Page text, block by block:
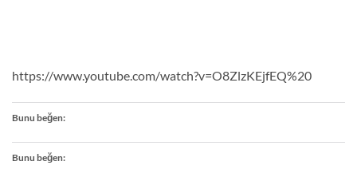
https://www.youtube.com/watch?v=O8ZlzKEjfEQ%20
Bunu beğen:
Bunu beğen: